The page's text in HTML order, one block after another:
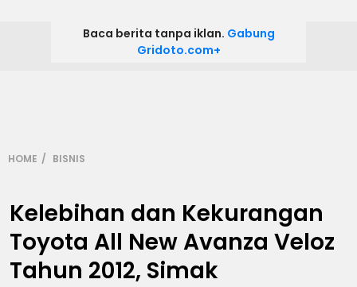
Baca berita tanpa iklan. Gabung
Gridoto.com+
HOME BISNIS
Kelebihan dan Kekurangan
Toyota All New Avanza Veloz
Tahun 2012, Simak